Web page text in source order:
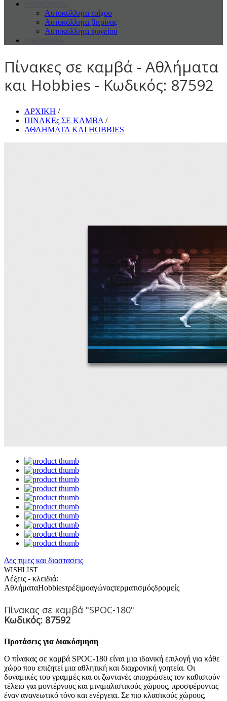
Αυτοκόλλητα τοίχου
Αυτοκόλλητα βιτρίνας
Αυτοκόλλητα ψυγείου
Πίνακες σε καμβά - Αθλήματα
και Hobbies - Κωδικός: 87592
ΑΡΧΙΚΗ /
ΠΙΝΑΚΕς ΣΕ ΚΑΜΒΑ /
ΑΘΛΗΜΑΤΑ ΚΑΙ HOBBIES
Δες τιμες και διαστασεις
WISHLIST
Λέξεις - κλειδιά:
ΑθλήματαHobbiesτρέξιμοαγώναςτερματισμόςδρομείς
Πίνακας σε καμβά "SPOC-180"
Κωδικός: 87592
Προτάσεις για διακόσμηση
Ο πίνακας σε καμβά SPOC-180 είναι μια ιδανική επιλογή για κάθε
χώρο που επιζητεί μια αθλητική και διαχρονική γοητεία. Οι
δυναμικές του γραμμές και οι ζωντανές αποχρώσεις τον καθιστούν
τέλειο για μοντέρνους και μινιμαλιστικούς χώρους, προσφέροντας
έναν ανανεωτικό τόνο και ενέργεια. Σε πιο κλασικούς χώρους,